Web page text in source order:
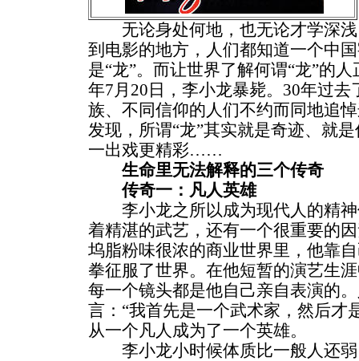
无论身处何地，也无论才学深浅
到电影的地方，人们都知道一个中
是“龙”。而让世界了解何谓“龙”的
年7月20日，李小龙暴毙。30年过
族、不同信仰的人们不约而同地追
发现，所谓“龙”其实就是奇迹、就
一出戏更精彩……
生命里无法解释的三个传奇
传奇一：凡人英雄
李小龙之所以成为现代人的精神
着精湛的武艺，还有一个很重要的
坞脂粉味很浓的商业世界里，他靠
拳征服了世界。在他短暂的演艺生
每一个镜头都是他自己亲自表演的
言：“我首先是一个武术家，然后才
从一个凡人成为了一个英雄。
李小龙小时候体质比一般人还